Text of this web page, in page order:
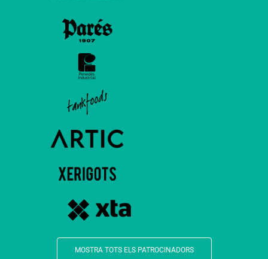
MOSTRA TOTS ELS PATROCINADORS